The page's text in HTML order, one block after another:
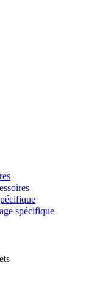
spécifique